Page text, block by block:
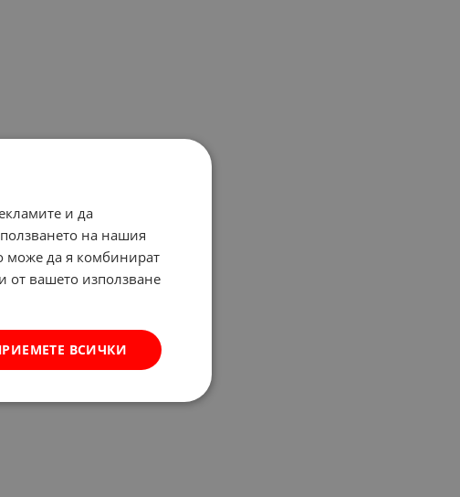
и да
на нашия
може да я комбинират
от вашето използване
ВСИЧКИ